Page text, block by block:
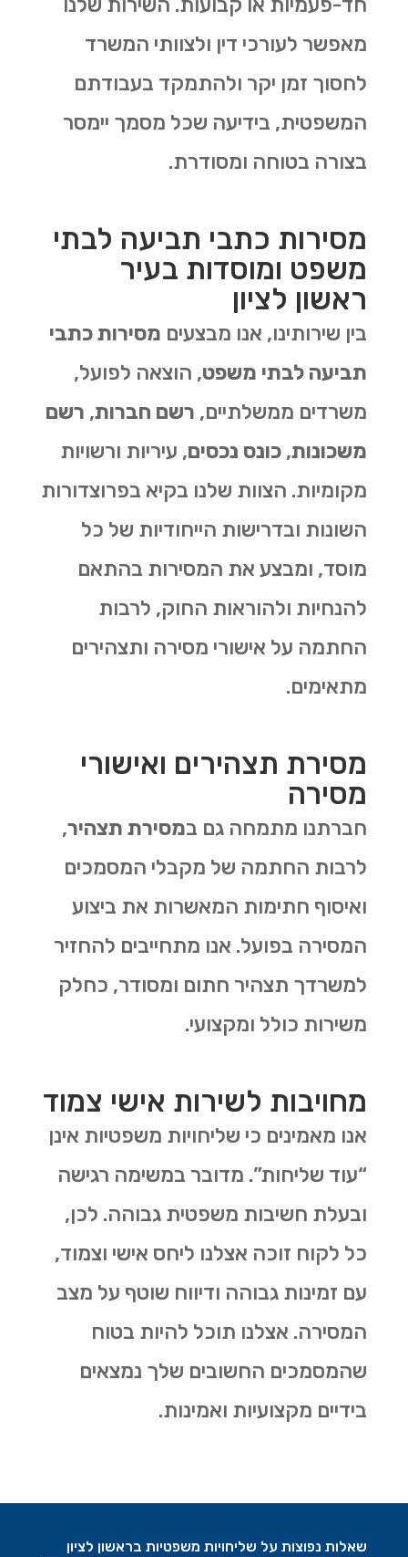
מאפשר לעורכי דין ולצוותי המשרד
לחסוך זמן יקר ולהתמקד בעבודתם
המשפטית, בידיעה שכל מסמך יימסר
בצורה בטוחה ומסודרת.
מסירות כתבי תביעה לבתי
משפט ומוסדות בעיר
ראשון לציון
בין שירותינו, אנו מבצעים מסירות כתבי
תביעה לבתי משפט, הוצאה לפועל,
משרדים ממשלתיים, רשם חברות, רשם
משכונות, כונס נכסים, עיריות ורשויות
מקומיות. הצוות שלנו בקיא בפרוצדורות
השונות ובדרישות הייחודיות של כל
מוסד, ומבצע את המסירות בהתאם
להנחיות ולהוראות החוק, לרבות
החתמה על אישורי מסירה ותצהירים
מתאימים.
מסירת תצהירים ואישורי
מסירה
חברתנו מתמחה גם במסירת תצהיר,
לרבות החתמה של מקבלי המסמכים
ואיסוף חתימות המאשרות את ביצוע
המסירה בפועל. אנו מתחייבים להחזיר
למשרדך תצהיר חתום ומסודר, כחלק
משירות כולל ומקצועי.
מחויבות לשירות אישי צמוד
אנו מאמינים כי שליחויות משפטיות אינן
“עוד שליחות”. מדובר במשימה רגישה
ובעלת חשיבות משפטית גבוהה. לכן,
כל לקוח זוכה אצלנו ליחס אישי וצמוד,
עם זמינות גבוהה ודיווח שוטף על מצב
המסירה. אצלנו תוכל להיות בטוח
שהמסמכים החשובים שלך נמצאים
בידיים מקצועיות ואמינות.
שאלות נפוצות על שליחויות משפטיות בראשון לציון